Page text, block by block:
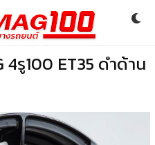
4รู100 ET35 ดำด้าน